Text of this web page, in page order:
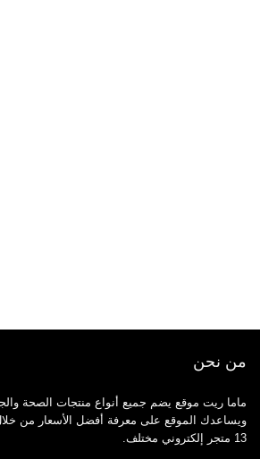
من نحن
ماما ريت موقع يضم جميع أنواع منتجات الصحة
ويساعدك الموقع على معرفة أفضل الأسعار من خلال
13 متجر إلكتروني مختلف.